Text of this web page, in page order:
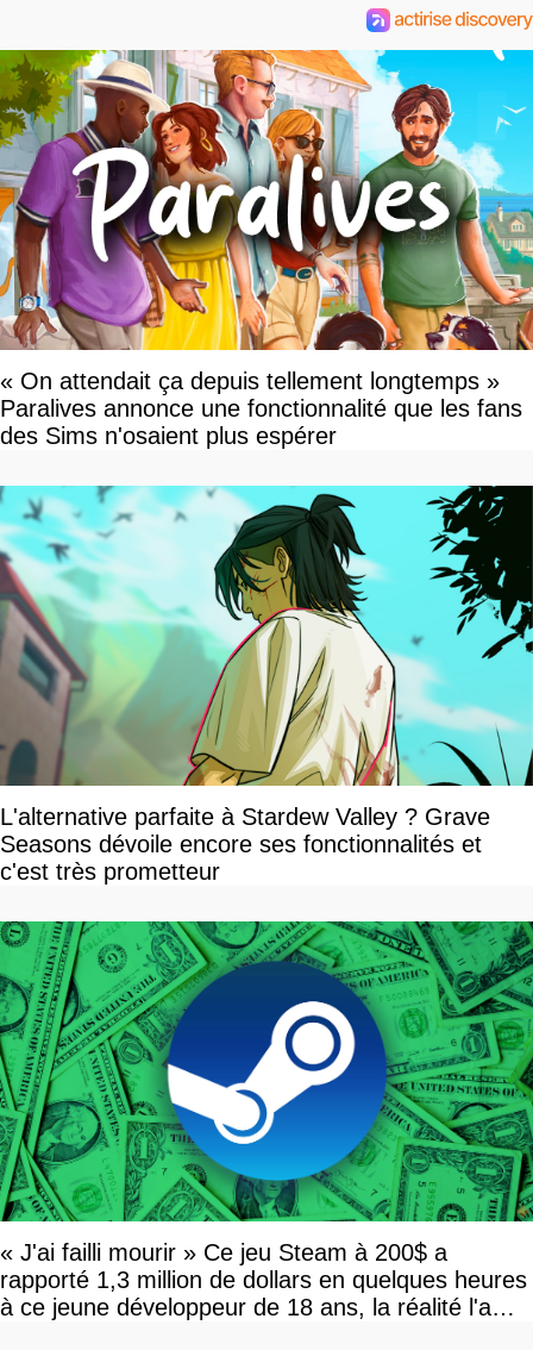
« On attendait ça depuis tellement longtemps »
Paralives annonce une fonctionnalité que les fans
des Sims n'osaient plus espérer
L'alternative parfaite à Stardew Valley ? Grave
Seasons dévoile encore ses fonctionnalités et
c'est très prometteur
« J'ai failli mourir » Ce jeu Steam à 200$ a
rapporté 1,3 million de dollars en quelques heures
à ce jeune développeur de 18 ans, la réalité l'a